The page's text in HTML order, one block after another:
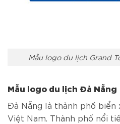
Mẫu logo du lịch Grand
Mẫu logo du lịch Đà Nẵng
Đà Nẵng là thành phố biển
Việt Nam. Thành phố nổi